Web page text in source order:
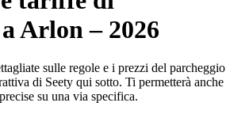
Arlon – 2026
sulle regole e i prezzi del parcheggio
di Seety qui sotto. Ti permetterà anche
su una via specifica.